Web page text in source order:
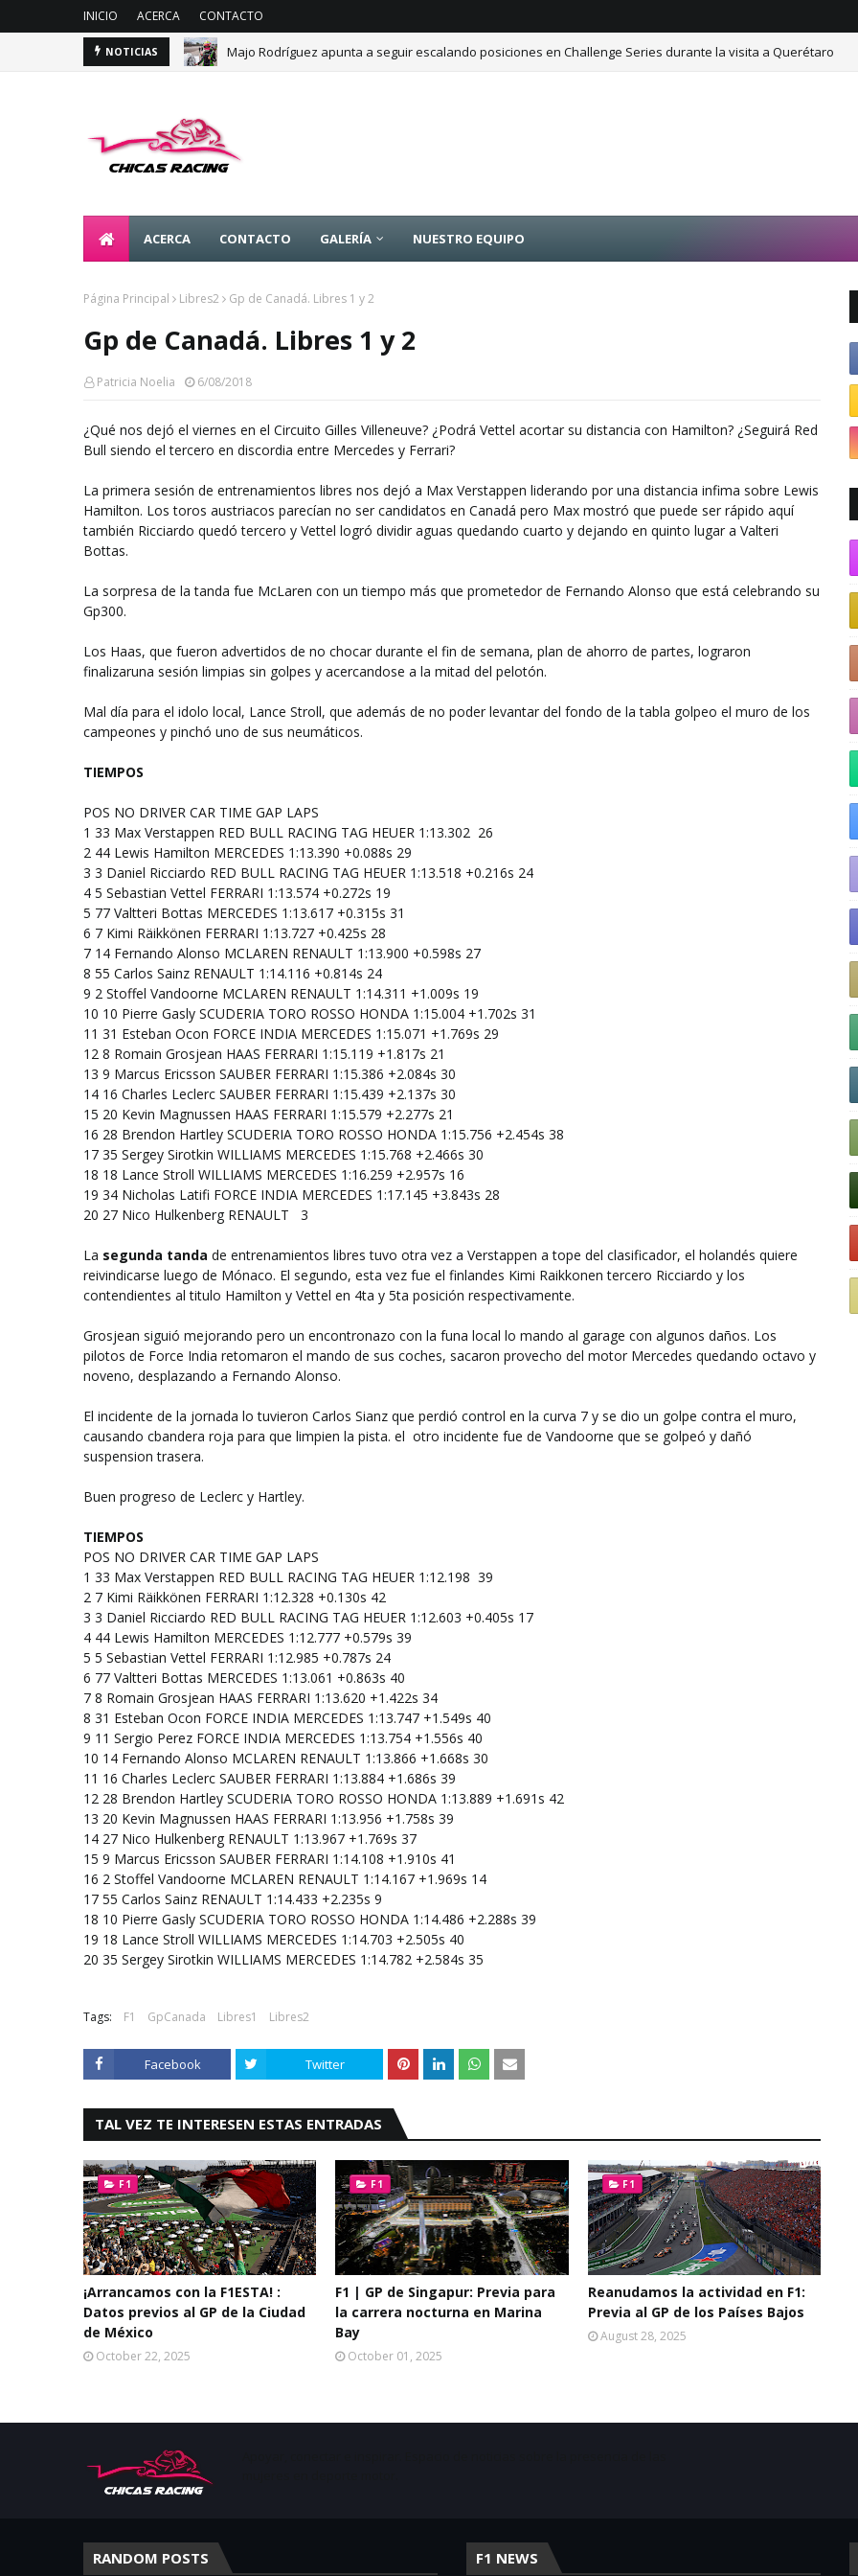
INICIO ACERCA CONTACTO
NOTICIAS Majo Rodríguez apunta a seguir escalando posiciones en Challenge Series durante la visita a Querétaro
ACERCA CONTACTO GALERÍA NUESTRO EQUIPO
Página Principal Libres2 Gp de Canadá. Libres 1 y 2
Gp de Canadá. Libres 1 y 2
Patricia Noelia 6/08/2018
¿Qué nos dejó el viernes en el Circuito Gilles Villeneuve? ¿Podrá Vettel acortar su distancia con Hamilton? ¿Seguirá Red
Bull siendo el tercero en discordia entre Mercedes y Ferrari?
La primera sesión de entrenamientos libres nos dejó a Max Verstappen liderando por una distancia infima sobre Lewis
Hamilton. Los toros austriacos parecían no ser candidatos en Canadá pero Max mostró que puede ser rápido aquí
también Ricciardo quedó tercero y Vettel logró dividir aguas quedando cuarto y dejando en quinto lugar a Valteri
Bottas.
La sorpresa de la tanda fue McLaren con un tiempo más que prometedor de Fernando Alonso que está celebrando su
Gp300.
Los Haas, que fueron advertidos de no chocar durante el fin de semana, plan de ahorro de partes, lograron
finalizaruna sesión limpias sin golpes y acercandose a la mitad del pelotón.
Mal día para el idolo local, Lance Stroll, que además de no poder levantar del fondo de la tabla golpeo el muro de los
campeones y pinchó uno de sus neumáticos.
TIEMPOS
POS NO DRIVER CAR TIME GAP LAPS
1 33 Max Verstappen RED BULL RACING TAG HEUER 1:13.302 26
2 44 Lewis Hamilton MERCEDES 1:13.390 +0.088s 29
3 3 Daniel Ricciardo RED BULL RACING TAG HEUER 1:13.518 +0.216s 24
4 5 Sebastian Vettel FERRARI 1:13.574 +0.272s 19
5 77 Valtteri Bottas MERCEDES 1:13.617 +0.315s 31
6 7 Kimi Räikkönen FERRARI 1:13.727 +0.425s 28
7 14 Fernando Alonso MCLAREN RENAULT 1:13.900 +0.598s 27
8 55 Carlos Sainz RENAULT 1:14.116 +0.814s 24
9 2 Stoffel Vandoorne MCLAREN RENAULT 1:14.311 +1.009s 19
10 10 Pierre Gasly SCUDERIA TORO ROSSO HONDA 1:15.004 +1.702s 31
11 31 Esteban Ocon FORCE INDIA MERCEDES 1:15.071 +1.769s 29
12 8 Romain Grosjean HAAS FERRARI 1:15.119 +1.817s 21
13 9 Marcus Ericsson SAUBER FERRARI 1:15.386 +2.084s 30
14 16 Charles Leclerc SAUBER FERRARI 1:15.439 +2.137s 30
15 20 Kevin Magnussen HAAS FERRARI 1:15.579 +2.277s 21
16 28 Brendon Hartley SCUDERIA TORO ROSSO HONDA 1:15.756 +2.454s 38
17 35 Sergey Sirotkin WILLIAMS MERCEDES 1:15.768 +2.466s 30
18 18 Lance Stroll WILLIAMS MERCEDES 1:16.259 +2.957s 16
19 34 Nicholas Latifi FORCE INDIA MERCEDES 1:17.145 +3.843s 28
20 27 Nico Hulkenberg RENAULT 3
La segunda tanda de entrenamientos libres tuvo otra vez a Verstappen a tope del clasificador, el holandés quiere
reivindicarse luego de Mónaco. El segundo, esta vez fue el finlandes Kimi Raikkonen tercero Ricciardo y los
contendientes al titulo Hamilton y Vettel en 4ta y 5ta posición respectivamente.
Grosjean siguió mejorando pero un encontronazo con la funa local lo mando al garage con algunos daños. Los
pilotos de Force India retomaron el mando de sus coches, sacaron provecho del motor Mercedes quedando octavo y
noveno, desplazando a Fernando Alonso.
El incidente de la jornada lo tuvieron Carlos Sianz que perdió control en la curva 7 y se dio un golpe contra el muro,
causando cbandera roja para que limpien la pista. el otro incidente fue de Vandoorne que se golpeó y dañó
suspension trasera.
Buen progreso de Leclerc y Hartley.
TIEMPOS
POS NO DRIVER CAR TIME GAP LAPS
1 33 Max Verstappen RED BULL RACING TAG HEUER 1:12.198 39
2 7 Kimi Räikkönen FERRARI 1:12.328 +0.130s 42
3 3 Daniel Ricciardo RED BULL RACING TAG HEUER 1:12.603 +0.405s 17
4 44 Lewis Hamilton MERCEDES 1:12.777 +0.579s 39
5 5 Sebastian Vettel FERRARI 1:12.985 +0.787s 24
6 77 Valtteri Bottas MERCEDES 1:13.061 +0.863s 40
7 8 Romain Grosjean HAAS FERRARI 1:13.620 +1.422s 34
8 31 Esteban Ocon FORCE INDIA MERCEDES 1:13.747 +1.549s 40
9 11 Sergio Perez FORCE INDIA MERCEDES 1:13.754 +1.556s 40
10 14 Fernando Alonso MCLAREN RENAULT 1:13.866 +1.668s 30
11 16 Charles Leclerc SAUBER FERRARI 1:13.884 +1.686s 39
12 28 Brendon Hartley SCUDERIA TORO ROSSO HONDA 1:13.889 +1.691s 42
13 20 Kevin Magnussen HAAS FERRARI 1:13.956 +1.758s 39
14 27 Nico Hulkenberg RENAULT 1:13.967 +1.769s 37
15 9 Marcus Ericsson SAUBER FERRARI 1:14.108 +1.910s 41
16 2 Stoffel Vandoorne MCLAREN RENAULT 1:14.167 +1.969s 14
17 55 Carlos Sainz RENAULT 1:14.433 +2.235s 9
18 10 Pierre Gasly SCUDERIA TORO ROSSO HONDA 1:14.486 +2.288s 39
19 18 Lance Stroll WILLIAMS MERCEDES 1:14.703 +2.505s 40
20 35 Sergey Sirotkin WILLIAMS MERCEDES 1:14.782 +2.584s 35
Tags: F1 GpCanada Libres1 Libres2
Facebook Twitter
TAL VEZ TE INTERESEN ESTAS ENTRADAS
F1
¡Arrancamos con la F1ESTA! :
Datos previos al GP de la Ciudad
de México
October 22, 2025
F1
F1 | GP de Singapur: Previa para
la carrera nocturna en Marina
Bay
October 01, 2025
F1
Reanudamos la actividad en F1:
Previa al GP de los Países Bajos
August 28, 2025
RANDOM POSTS F1 NEWS